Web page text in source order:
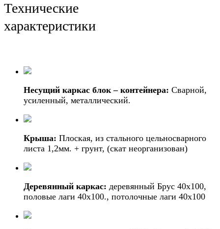
Технические
характеристики
Несущий каркас блок – контейнера: Сварной,
усиленный, металлический.
Крыша: Плоская, из стального цельносварного
листа 1,2мм. + грунт, (скат неорганизован)
Деревянный каркас: деревянный Брус 40х100,
половые лаги 40х100., потолочные лаги 40х100